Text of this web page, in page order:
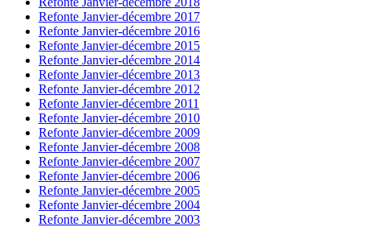
Refonte Janvier-décembre 2017
Refonte Janvier-décembre 2016
Refonte Janvier-décembre 2015
Refonte Janvier-décembre 2014
Refonte Janvier-décembre 2013
Refonte Janvier-décembre 2012
Refonte Janvier-décembre 2011
Refonte Janvier-décembre 2010
Refonte Janvier-décembre 2009
Refonte Janvier-décembre 2008
Refonte Janvier-décembre 2007
Refonte Janvier-décembre 2006
Refonte Janvier-décembre 2005
Refonte Janvier-décembre 2004
Refonte Janvier-décembre 2003